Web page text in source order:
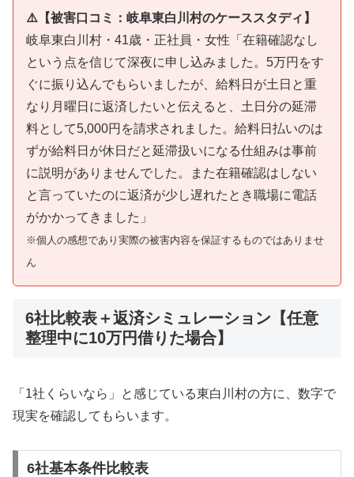
⚠️【被害口コミ：岐阜東白川村のケーススタディ】
岐阜東白川村・41歳・正社員・女性「在籍確認なし
という点を信じて深夜に申し込みました。5万円をす
ぐに振り込んでもらいましたが、給料日が土日と重
なり月曜日に返済したいと伝えると、土日分の延滞
料として5,000円を請求されました。給料日払いのは
ずが給料日が休日だと延滞扱いになる仕組みは事前
に説明がありませんでした。また在籍確認はしない
と言っていたのに返済が少し遅れたとき職場に電話
がかかってきました」
※個人の感想であり実際の被害内容を保証するものではありませ
ん
6社比較表＋返済シミュレーション【任意
整理中に10万円借りた場合】
「1社くらいなら」と感じている東白川村の方に、数字で
現実を確認してもらいます。
6社基本条件比較表